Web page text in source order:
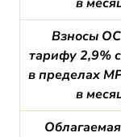
Взносы
тарифу 2,9%
в пределах
в